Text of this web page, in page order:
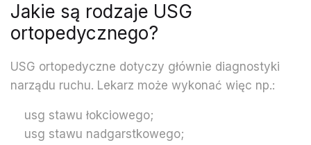
Jakie są rodzaje USG
ortopedycznego?
USG ortopedyczne dotyczy głównie diagnostyki
narządu ruchu. Lekarz może wykonać więc np.:
usg stawu łokciowego;
usg stawu nadgarstkowego;